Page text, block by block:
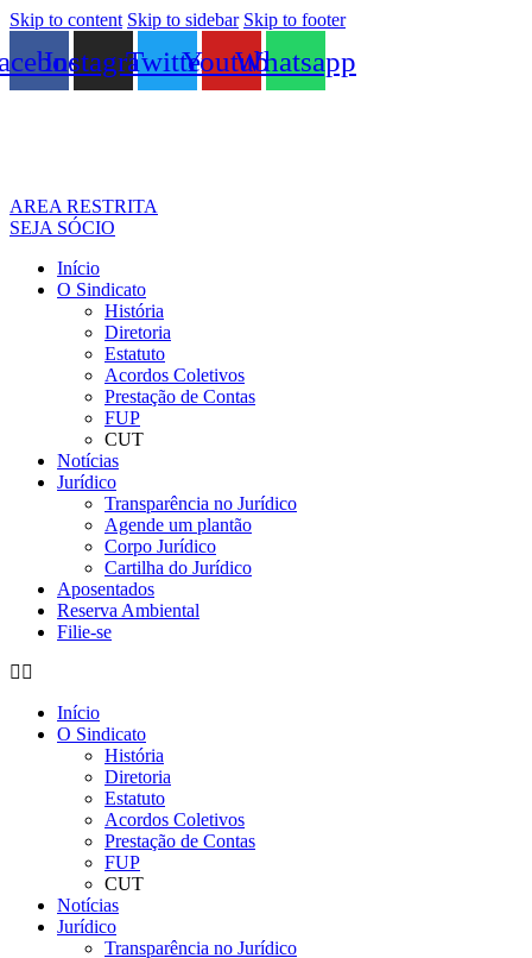
Skip to content Skip to sidebar Skip to footer
InstagramTwitterYoutubeWhatsapp
AREA RESTRITA
SEJA SÓCIO
Início
O Sindicato
História
Diretoria
Estatuto
Acordos Coletivos
Prestação de Contas
FUP
CUT
Notícias
Jurídico
Transparência no Jurídico
Agende um plantão
Corpo Jurídico
Cartilha do Jurídico
Aposentados
Reserva Ambiental
Filie-se
Início
O Sindicato
História
Diretoria
Estatuto
Acordos Coletivos
Prestação de Contas
FUP
CUT
Notícias
Jurídico
Transparência no Jurídico